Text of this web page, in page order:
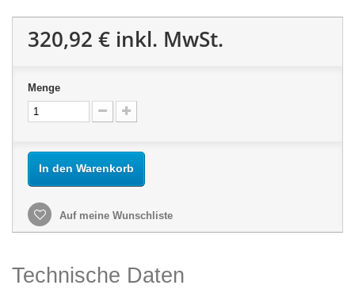
320,92 € inkl. MwSt.
Menge
In den Warenkorb
Auf meine Wunschliste
Technische Daten